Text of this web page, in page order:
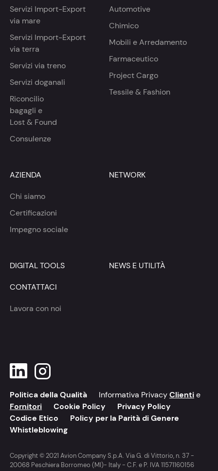
Servizi Import-Export
via mare
Servizi Import-Export
via terra
Servizi via treno
Servizi doganali
Riconcilio
bagagli e
Lost & Found
Consulenze
Automotive
Chimico
Mobili e Arredamento
Farmaceutico
Project Cargo
Tessile & Fashion
AZIENDA
Chi siamo
Certificazioni
Impegno sociale
NETWORK
DIGITAL TOOLS NEWS E UTILITÀ
CONTATTACI
Lavora con noi
Politica della Qualità Informativa PrivacyClientie
Fornitori
Cookie Policy
Privacy Policy
Codice Etico
Policy per la Parità di Genere
Whistleblowing
Copyright © 2021 Avion Company S.p.A. Via G. di Vittorio, n. 37 -
20068 Peschiera Borromeo (MI)- Italy - C.F. e P. IVA 11571160156